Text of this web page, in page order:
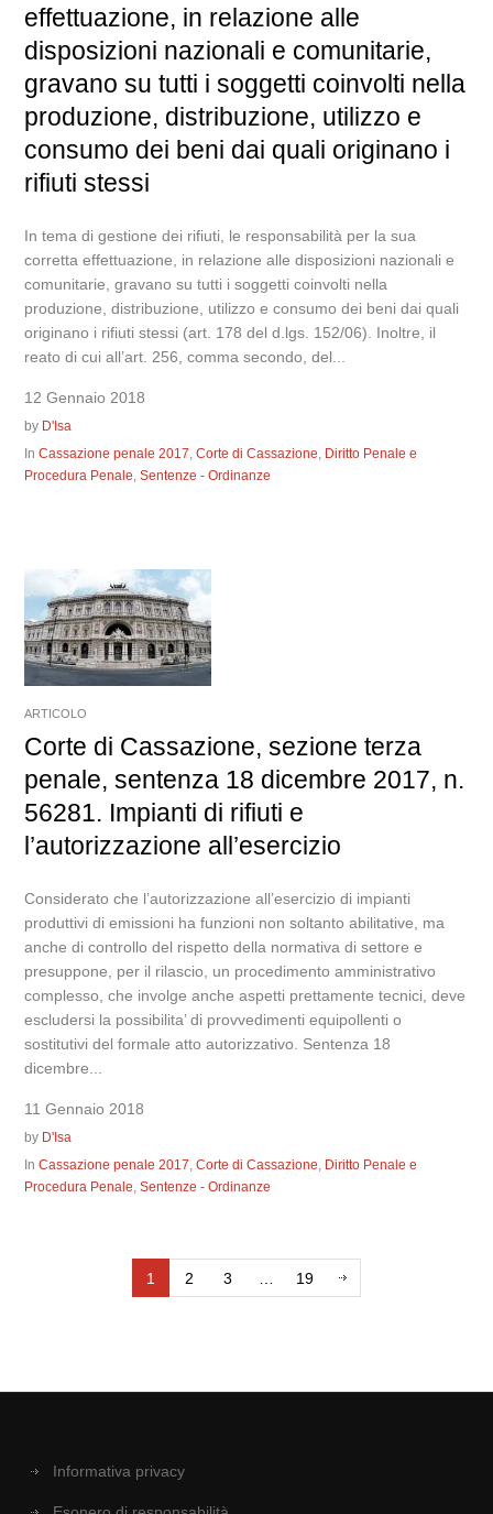
effettuazione, in relazione alle
disposizioni nazionali e comunitarie,
gravano su tutti i soggetti coinvolti nella
produzione, distribuzione, utilizzo e
consumo dei beni dai quali originano i
rifiuti stessi
In tema di gestione dei rifiuti, le responsabilità per la sua
corretta effettuazione, in relazione alle disposizioni nazionali e
comunitarie, gravano su tutti i soggetti coinvolti nella
produzione, distribuzione, utilizzo e consumo dei beni dai quali
originano i rifiuti stessi (art. 178 del d.lgs. 152/06). Inoltre, il
reato di cui all’art. 256, comma secondo, del...
12 Gennaio 2018
by D'Isa
InCassazione penale 2017 ,Corte di Cassazione Diritto Penale e
Procedura Penale ,Sentenze - Ordinanze
ARTICOLO
Corte di Cassazione, sezione terza
penale, sentenza 18 dicembre 2017, n.
56281. Impianti di rifiuti e
l’autorizzazione all’esercizio
Considerato che l’autorizzazione all’esercizio di impianti
produttivi di emissioni ha funzioni non soltanto abilitative, ma
anche di controllo del rispetto della normativa di settore e
presuppone, per il rilascio, un procedimento amministrativo
complesso, che involge anche aspetti prettamente tecnici, deve
escludersi la possibilita’ di provvedimenti equipollenti o
sostitutivi del formale atto autorizzativo. Sentenza 18
dicembre...
11 Gennaio 2018
by D'Isa
InCassazione penale 2017 ,Corte di Cassazione Diritto Penale e
Procedura Penale ,Sentenze - Ordinanze
1 2 3 19
Informativa privacy